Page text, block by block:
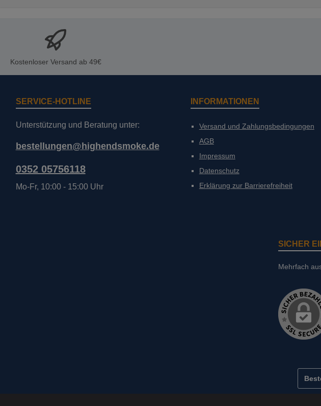
Kostenloser Versand ab 49€
SERVICE-HOTLINE
Unterstützung und Beratung unter:
bestellungen@highendsmoke.de
0352 05756118
Mo-Fr, 10:00 - 15:00 Uhr
INFORMATIONEN
Versand und Zahlungsbedingungen
AGB
Impressum
Datenschutz
Erklärung zur Barrierefreiheit
SICHER
Mehrfach